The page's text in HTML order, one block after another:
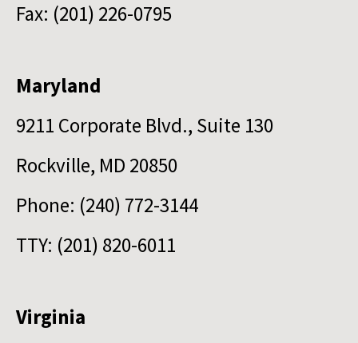
Fax: (201) 226-0795
Maryland
9211 Corporate Blvd., Suite 130
Rockville, MD 20850
Phone: (240) 772-3144
TTY: (201) 820-6011
Virginia